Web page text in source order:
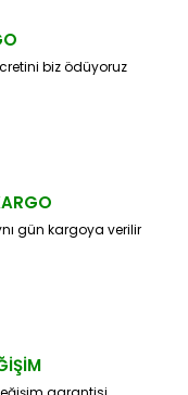
biz ödüyoruz
gün kargoya verilir